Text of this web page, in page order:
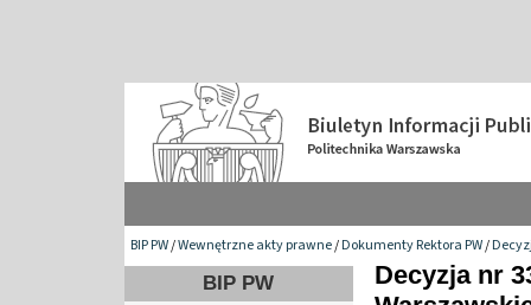
BIP PW/Wewnętrzne akty prawne/Dokumenty Rektora PW/
BIP PW
Decyzja nr